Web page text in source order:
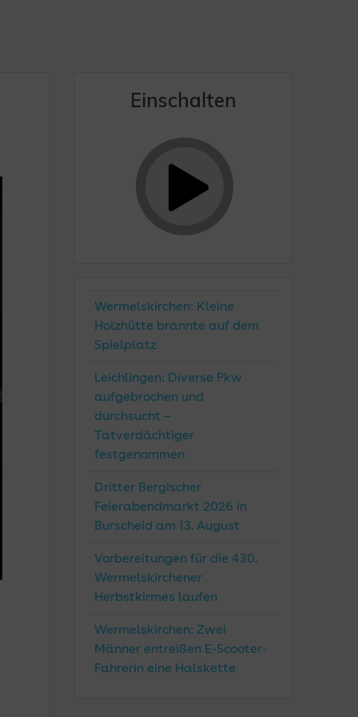
Einschalten
Wermelskirchen: Kleine
Holzhütte brannte auf dem
Spielplatz
Leichlingen: Diverse Pkw
aufgebrochen und
durchsucht –
Tatverdächtiger
festgenommen
Dritter Bergischer
Feierabendmarkt 2026 in
Burscheid am 13. August
Vorbereitungen für die 430.
Wermelskirchener
Herbstkirmes laufen
Wermelskirchen: Zwei
Männer entreißen E-Scooter-
Fahrerin eine Halskette